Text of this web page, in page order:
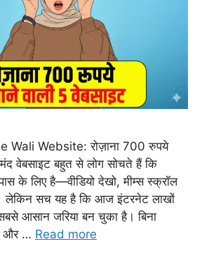
Wali Website: रोज़ाना 700 रुपये
वेबसाइट बहुत से लोग सोचते हैं कि
के लिए है—वीडियो देखो, मीम्स स्क्रॉल
लेकिन सच यह है कि आज इंटरनेट लाखों
आसान जरिया बन चुका है। बिना
और … Read more